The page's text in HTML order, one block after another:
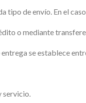
tipo de envío. En el
o mediante
se establece
servicio.